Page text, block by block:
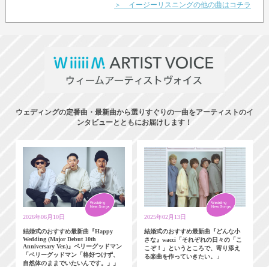
＞ イージーリスニングの他の曲はコチラ
ウェディングの定番曲・最新曲から選りすぐりの一曲をアーティストのイ
ンタビューとともにお届けします！
2026年06月10日
結婚式のおすすめ最新曲『Happy
Wedding (Major Debut 10th
Anniversary Ver.)』ベリーグッドマン
「ベリーグッドマン「格好つけず、
自然体のままでいたいんです。」」
2025年02月13日
結婚式のおすすめ最新曲『どんな小
さな』wacci「それぞれの日々の「こ
こぞ！」というところで、寄り添え
る楽曲を作っていきたい。」